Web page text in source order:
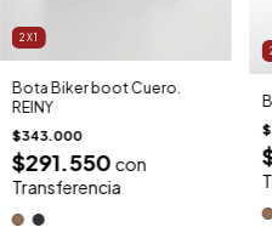
2X1
Bota Biker boot Cuero.
REINY
$343.000
$291.550 con
Transferencia